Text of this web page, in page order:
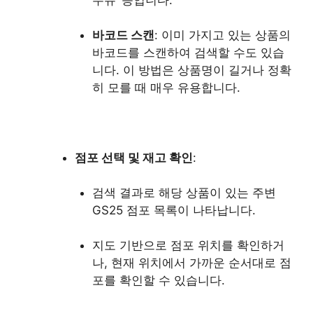
바코드 스캔: 이미 가지고 있는 상품의
바코드를 스캔하여 검색할 수도 있습
니다. 이 방법은 상품명이 길거나 정확
히 모를 때 매우 유용합니다.
점포 선택 및 재고 확인:
검색 결과로 해당 상품이 있는 주변
GS25 점포 목록이 나타납니다.
지도 기반으로 점포 위치를 확인하거
나, 현재 위치에서 가까운 순서대로 점
포를 확인할 수 있습니다.